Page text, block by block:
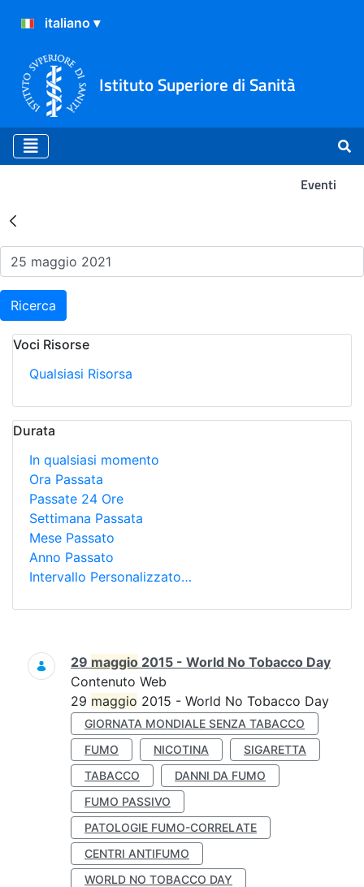
Istituto Superiore di Sanità
Eventi
Risultati della Ricerca -
Ricerca
Voci Risorse
Qualsiasi Risorsa
Durata
In qualsiasi momento
Ora Passata
Passate 24 Ore
Settimana Passata
Mese Passato
Anno Passato
Intervallo Personalizzato…
Ricerca
29 maggio 2015 - World No Tobacco Day
Contenuto Web
29 maggio 2015 - World No Tobacco Day
GIORNATA MONDIALE SENZA TABACCO
FUMO
NICOTINA
SIGARETTA
TABACCO
DANNI DA FUMO
FUMO PASSIVO
PATOLOGIE FUMO-CORRELATE
CENTRI ANTIFUMO
WORLD NO TOBACCO DAY